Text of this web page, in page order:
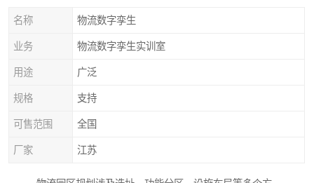
名称 物流数字孪生
业务 物流数字孪生实训室
用途 广泛
规格 支持
可售范围 全国
厂家 江苏